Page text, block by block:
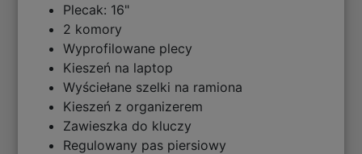
Plecak: 16"
2 komory
Wyprofilowane plecy
Kieszeń na laptop
Wyściełane szelki na ramiona
Kieszeń z organizerem
Zawieszka do kluczy
Regulowany pas piersiowy